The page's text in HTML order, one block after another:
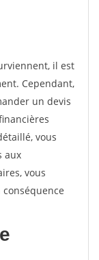
il est
Cependant,
un devis
vous
aux
vous